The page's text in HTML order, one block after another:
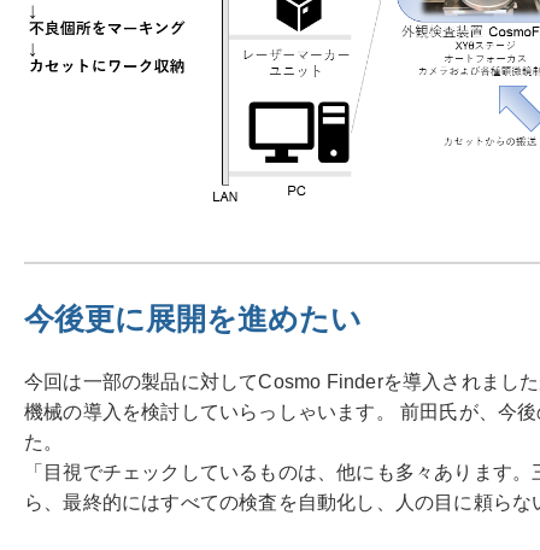
今後更に展開を進めたい
今回は一部の製品に対してCosmo Finderを導入されまし
機械の導入を検討していらっしゃいます。 前田氏が、今
た。
「目視でチェックしているものは、他にも多々あります
ら、最終的にはすべての検査を自動化し、人の目に頼ら